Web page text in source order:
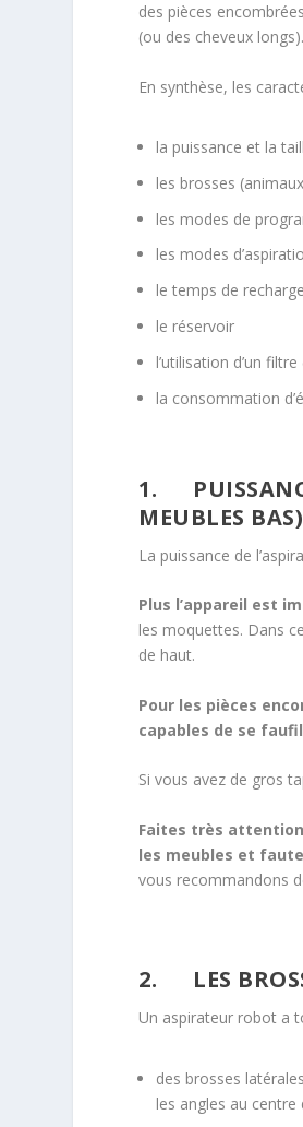
des pièces
(ou des cheveux longs).
En synthèse, les
la puissance et la
les brosses
les modes de
les modes
le temps de recharge
le réservoir
l’utilisation d’un
la consommation
1.
MEUBLES BAS)
La puissance de
Plus l’appareil est
les moquettes. Dans
de haut.
Pour les pièces
capables de se
Si vous avez de gros
Faites très
les meubles et
vous recommandons
2. LES
Un aspirateur robot a
des brosses
les angles au